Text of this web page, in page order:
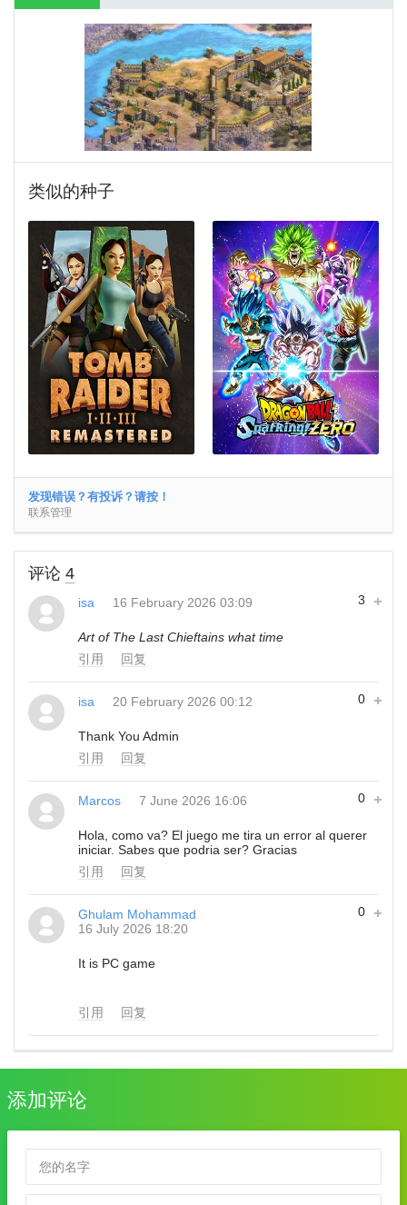
类似的种子
发现错误？有投诉？请按！
联系管理
评论 4
3
isa 16 February 2026 03:09
Art of The Last Chieftains what time
引用
回复
0
isa 20 February 2026 00:12
Thank You Admin
引用
回复
0
Marcos 7 June 2026 16:06
Hola, como va? El juego me tira un error al querer
iniciar. Sabes que podria ser? Gracias
引用
回复
0
Ghulam Mohammad
16 July 2026 18:20
It is PC game
引用 回复
添加评论